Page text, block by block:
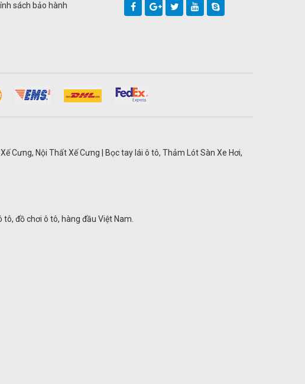
sách bảo hành
Cưng, Nội Thất Xế Cưng | Bọc tay lái ô tô, Thảm Lót Sàn Xe Hơi,
đồ chơi ô tô, hàng đầu Việt Nam.